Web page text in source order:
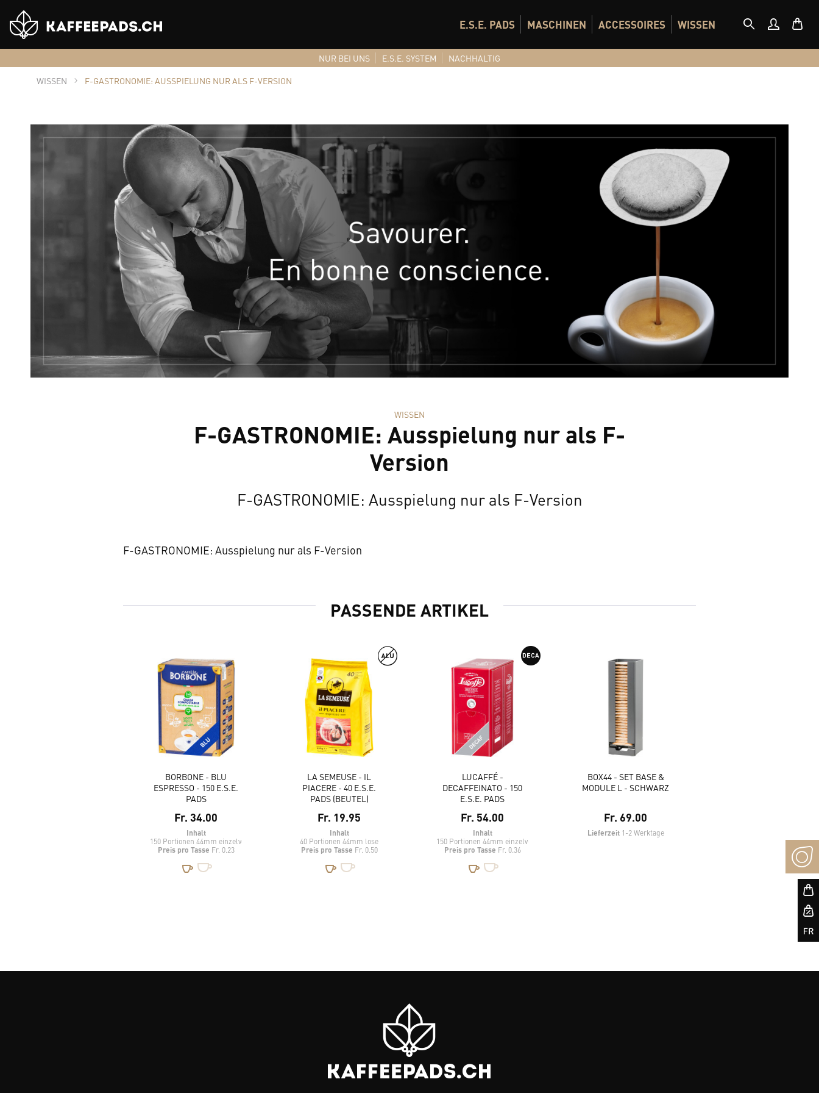
Shop
Logo
E.S.E. PADS MASCHINEN ACCESSOIRES WISSEN
NUR BEI UNS E.S.E. SYSTEM
NACHHALTIG
WISSEN
F-GASTRONOMIE: AUSSPIELUNG NUR ALS F-VERSION
WISSEN
F-GASTRONOMIE: Ausspielung nur als F-
Version
F-GASTRONOMIE: Ausspielung nur als F-Version
F-GASTRONOMIE: Ausspielung nur als F-Version
PASSENDE ARTIKEL
BORBONE - BLU
ESPRESSO - 150 E.S.E.
PADS
Fr. 34.00
Inhalt
150 Portionen 44mm einzelverpackt
Preis pro Tasse Fr. 0.23
LA SEMEUSE - IL
PIACERE - 40 E.S.E.
PADS (BEUTEL)
Fr. 19.95
Inhalt
40 Portionen 44mm lose
Preis pro Tasse Fr. 0.50
LUCAFFÉ -
DECAFFEINATO - 150
E.S.E. PADS
Fr. 54.00
Inhalt
150 Portionen 44mm einzelverpackt
Preis pro Tasse Fr. 0.36
BOX44 - SET BASE &
MODULE L - SCHWARZ
Fr. 69.00
Lieferzeit 1-2 Werktage